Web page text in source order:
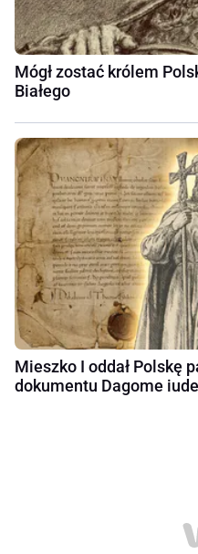
Mógł zostać królem
Białego
Mieszko I oddał Polskę
dokumentu Dagome